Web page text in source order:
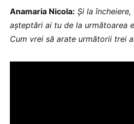
Anamaria Nicola: Și la
așteptări ai tu de la următoarea
Cum vrei să arate următorii trei